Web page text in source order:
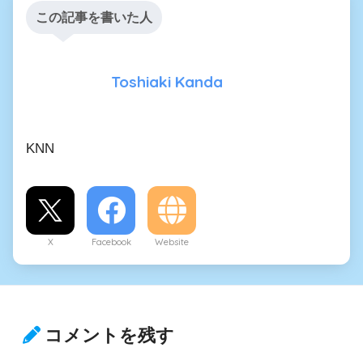
この記事を書いた人
Toshiaki Kanda
KNN
X Facebook Website
コメントを残す